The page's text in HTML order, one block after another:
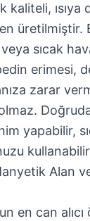
kaliteli, ısıya
üretilmiştir.
sıcak
erimesi,
zarar
yapabilir,
Alan
en can